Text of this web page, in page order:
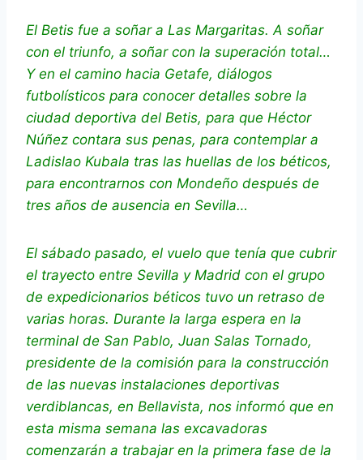
El Betis fue a soñar a Las Margaritas. A soñar
con el triunfo, a soñar con la superación total…
Y en el camino hacia Getafe, diálogos
futbolísticos para conocer detalles sobre la
ciudad deportiva del Betis, para que Héctor
Núñez contara sus penas, para contemplar a
Ladislao Kubala tras las huellas de los béticos,
para encontrarnos con Mondeño después de
tres años de ausencia en Sevilla…
El sábado pasado, el vuelo que tenía que cubrir
el trayecto entre Sevilla y Madrid con el grupo
de expedicionarios béticos tuvo un retraso de
varias horas. Durante la larga espera en la
terminal de San Pablo, Juan Salas Tornado,
presidente de la comisión para la construcción
de las nuevas instalaciones deportivas
verdiblancas, en Bellavista, nos informó que en
esta misma semana las excavadoras
comenzarán a trabajar en la primera fase de la